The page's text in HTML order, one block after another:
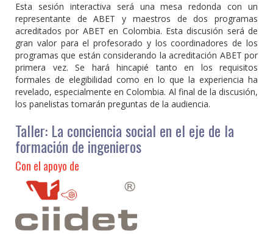
Esta sesión interactiva será una mesa redonda con un
representante de ABET y maestros de dos programas
acreditados por ABET en Colombia. Esta discusión será de
gran valor para el profesorado y los coordinadores de los
programas que están considerando la acreditación ABET por
primera vez. Se hará hincapié tanto en los requisitos
formales de elegibilidad como en lo que la experiencia ha
revelado, especialmente en Colombia. Al final de la discusión,
los panelistas tomarán preguntas de la audiencia.
Taller: La conciencia social en el eje de la
formación de ingenieros
Con el apoyo de